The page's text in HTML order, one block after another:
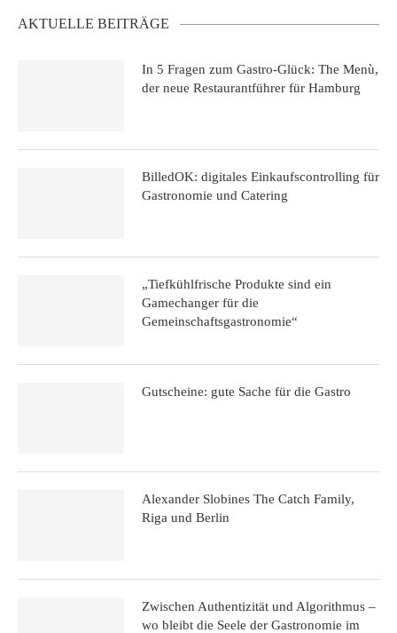
AKTUELLE BEITRÄGE
In 5 Fragen zum Gastro-Glück: The Menù,
der neue Restaurantführer für Hamburg
BilledOK: digitales Einkaufscontrolling für
Gastronomie und Catering
„Tiefkühlfrische Produkte sind ein
Gamechanger für die
Gemeinschaftsgastronomie“
Gutscheine: gute Sache für die Gastro
Alexander Slobines The Catch Family,
Riga und Berlin
Zwischen Authentizität und Algorithmus –
wo bleibt die Seele der Gastronomie im